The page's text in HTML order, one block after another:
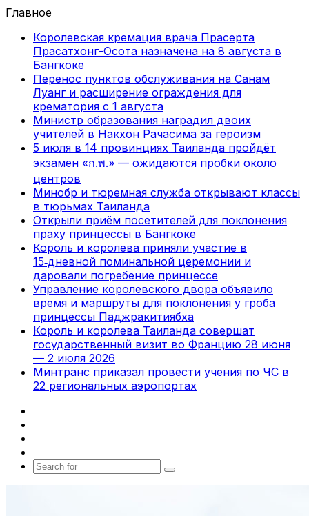
Главное
Королевская кремация врача Прасерта
Прасатхонг-Осота назначена на 8 августа в
Бангкоке
Перенос пунктов обслуживания на Санам
Луанг и расширение ограждения для
крематория с 1 августа
Министр образования наградил двоих
учителей в Накхон Рачасима за героизм
5 июля в 14 провинциях Таиланда пройдёт
экзамен «ก.พ.» — ожидаются пробки около
центров
Минобр и тюремная служба открывают классы
в тюрьмах Таиланда
Открыли приём посетителей для поклонения
праху принцессы в Бангкоке
Король и королева приняли участие в
15‑дневной поминальной церемонии и
даровали погребение принцессе
Управление королевского двора объявило
время и маршруты для поклонения у гроба
принцессы Паджракитиябха
Король и королева Таиланда совершат
государственный визит во Францию 28 июня
— 2 июля 2026
Минтранс приказал провести учения по ЧС в
22 региональных аэропортах
Search